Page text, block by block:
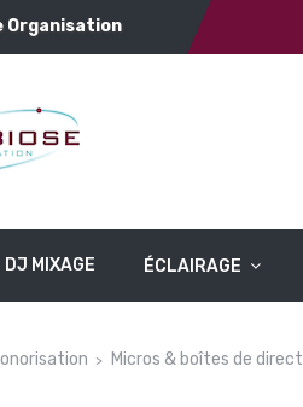
Organisation
DJ MIXAGE ÉCLAIRAGE
Micros & boîtes de direct